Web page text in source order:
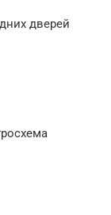
дверей